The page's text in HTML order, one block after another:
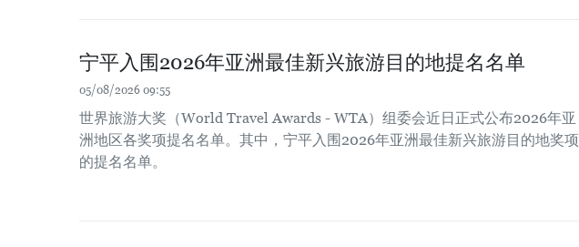
宁平入围2026年亚洲最佳新兴旅游目的地提名名单
05/08/2026 09:55
世界旅游大奖（World Travel Awards - WTA）组委会近日正式公布2026年亚
洲地区各奖项提名名单。其中，宁平入围2026年亚洲最佳新兴旅游目的地奖项
的提名名单。